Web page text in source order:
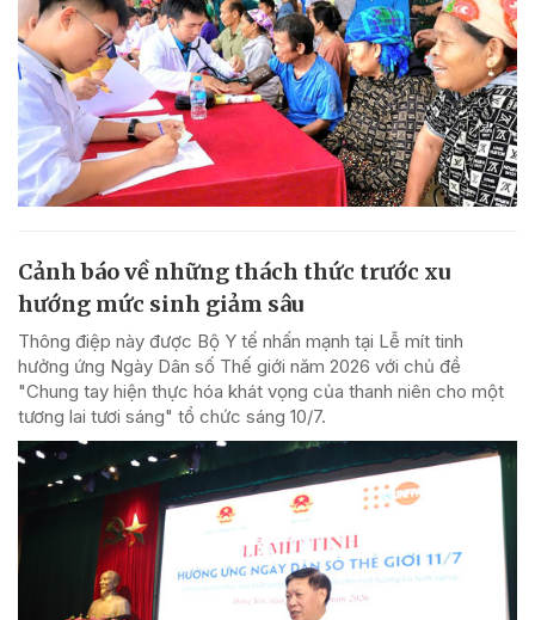
Cảnh báo về những thách thức trước xu
hướng mức sinh giảm sâu
Thông điệp này được Bộ Y tế nhấn mạnh tại Lễ mít tinh
hưởng ứng Ngày Dân số Thế giới năm 2026 với chủ đề
"Chung tay hiện thực hóa khát vọng của thanh niên cho một
tương lai tươi sáng" tổ chức sáng 10/7.